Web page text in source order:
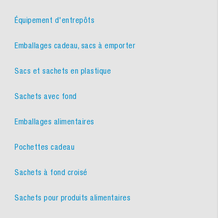
Équipement d'entrepôts
Emballages cadeau, sacs à emporter
Sacs et sachets en plastique
Sachets avec fond
Emballages alimentaires
Pochettes cadeau
Sachets à fond croisé
Sachets pour produits alimentaires